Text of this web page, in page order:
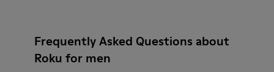
Frequently Asked Questions about
Roku for men